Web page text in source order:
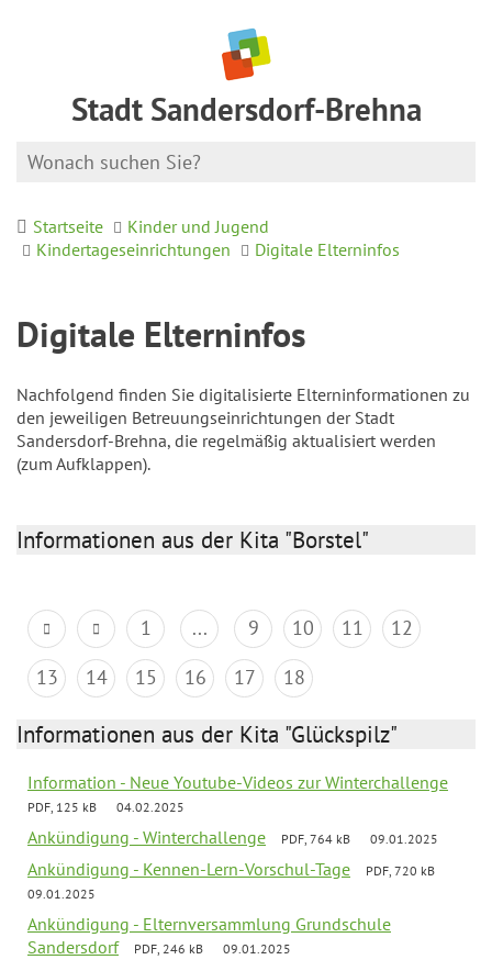
Stadt Sandersdorf-Brehna
Startseite
Kinder und Jugend
Kindertageseinrichtungen
Digitale Elterninfos
Digitale Elterninfos
Nachfolgend finden Sie digitalisierte Elterninformationen zu
den jeweiligen Betreuungseinrichtungen der Stadt
Sandersdorf-Brehna, die regelmäßig aktualisiert werden
(zum Aufklappen).
Informationen aus der Kita "Borstel"
1 ... 9 10 11
12
13
14 15 16 17 18
Informationen aus der Kita "Glückspilz"
Information - Neue Youtube-Videos zur Winterchallenge
PDF, 125 kB 04.02.2025
Ankündigung - Winterchallenge PDF, 764 kB 09.01.2025
Ankündigung - Kennen-Lern-Vorschul-Tage
PDF, 720 kB
09.01.2025
Ankündigung - Elternversammlung Grundschule
Sandersdorf
PDF, 246 kB 09.01.2025